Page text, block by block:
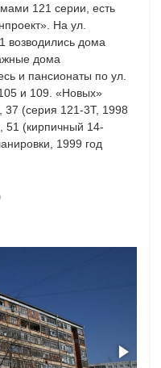
121 серии, есть
На ул.
возводились дома
дома
и пансионаты по ул.
и 109. «Новых»
(серия 121-3Т, 1998
51 (кирпичный 14-
1999 год